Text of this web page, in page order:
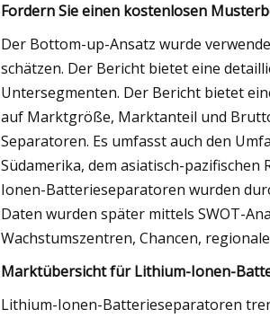
Fordern Sie einen kostenlosen
Der Bottom-up-Ansatz wurde
schätzen. Der Bericht bietet eine
Untersegmenten. Der Bericht bietet
auf Marktgröße, Marktanteil und
Separatoren. Es umfasst auch den
Südamerika, dem asiatisch-
Ionen-Batterieseparatoren wurden
Daten wurden später mittels SWOT-
Wachstumszentren, Chancen,
Marktübersicht für Lithium-Ionen-
Lithium-Ionen-Batterieseparatoren